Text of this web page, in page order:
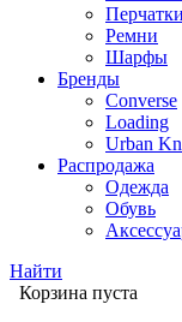
Перчатки
Ремни
Шарфы
Бренды
Converse
Loading
Urban
Распродажа
Одежда
Обувь
Найти
Корзина пуста